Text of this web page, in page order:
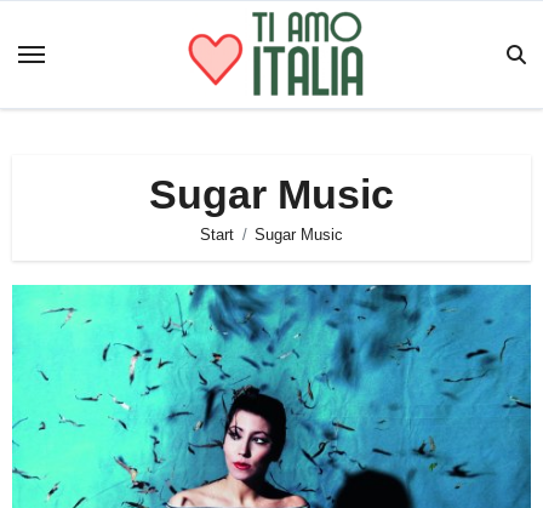
Inhalt
Sugar Music
Start Sugar Music